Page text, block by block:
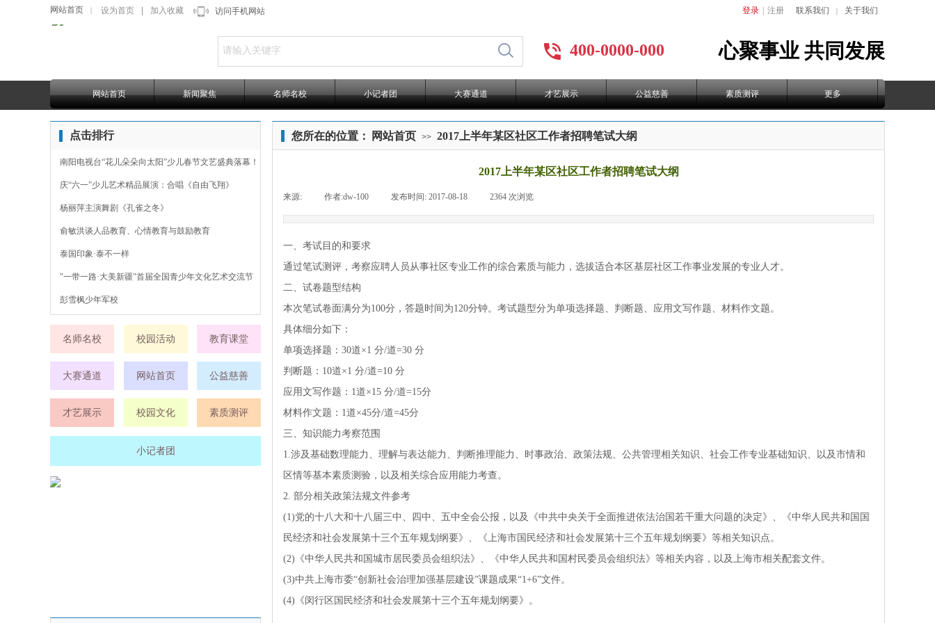
访问手机网站 登录 注册
网站首页 设为首页 加入收藏 联系我们 关于我们
400-0000-000 心聚事业 共同发展
网站首页 新闻聚焦 名师名校 小记者团 大赛通道 才艺展示 公益慈善 素质测评 更多
点击排行 您所在的位置： 网站首页 >> 2017上半年某区社区工作者招聘笔试大纲
2017上半年某区社区工作者招聘笔试大纲
来源: 作者:dw-100 发布时间: 2017-08-18 2364 次浏览
一、考试目的和要求
通过笔试测评，考察应聘人员从事社区专业工作的综合素质与能力，选拔适合本区基层社区工作事业发展的专业人才。
二、试卷题型结构
本次笔试卷面满分为100分，答题时间为120分钟。考试题型分为单项选择题、判断题、应用文写作题、材料作文题。
具体细分如下：
单项选择题：30道×1 分/道=30 分
判断题：10道×1 分/道=10 分
应用文写作题：1道×15 分/道=15分
材料作文题：1道×45分/道=45分
三、知识能力考察范围
1.涉及基础数理能力、理解与表达能力、判断推理能力、时事政治、政策法规、公共管理相关知识、社会工作专业基础知识、以及市情和
区情等基本素质测验，以及相关综合应用能力考查。
2. 部分相关政策法规文件参考
(1)党的十八大和十八届三中、四中、五中全会公报，以及《中共中央关于全面推进依法治国若干重大问题的决定》、《中华人民共和国国
民经济和社会发展第十三个五年规划纲要》、《上海市国民经济和社会发展第十三个五年规划纲要》等相关知识点。
(2)《中华人民共和国城市居民委员会组织法》、《中华人民共和国村民委员会组织法》等相关内容，以及上海市相关配套文件。
(3)中共上海市委“创新社会治理加强基层建设”课题成果“1+6”文件。
(4)《闵行区国民经济和社会发展第十三个五年规划纲要》。
南阳电视台“花儿朵朵向太阳”少儿春节文艺盛典落幕！
庆“六一”少儿艺术精品展演：合唱《自由飞翔》
杨丽萍主演舞剧《孔雀之冬》
俞敏洪谈人品教育、心情教育与鼓励教育
泰国印象·泰不一样
"一带一路·大美新疆"首届全国青少年文化艺术交流节
彭雪枫少年军校
校园活动
名师名校 教育课堂
大赛通道 公益慈善
网站首页
校园文化
才艺展示 素质测评
小记者团